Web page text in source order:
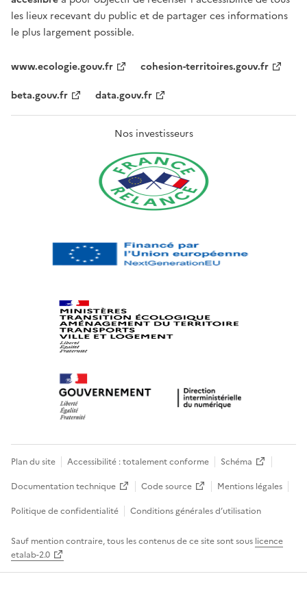
les lieux recevant du public et de partager ces informations
le plus largement possible.
www.ecologie.gouv.fr
cohesion-territoires.gouv.fr
beta.gouv.fr
data.gouv.fr
Nos investisseurs
Plan du site Accessibilité : totalement conforme
Schéma
Documentation technique
Code source
Mentions légales
Politique de confidentialité
Conditions générales d’utilisation
Sauf mention contraire, tous les contenus de ce site sont sous licence
etalab-2.0